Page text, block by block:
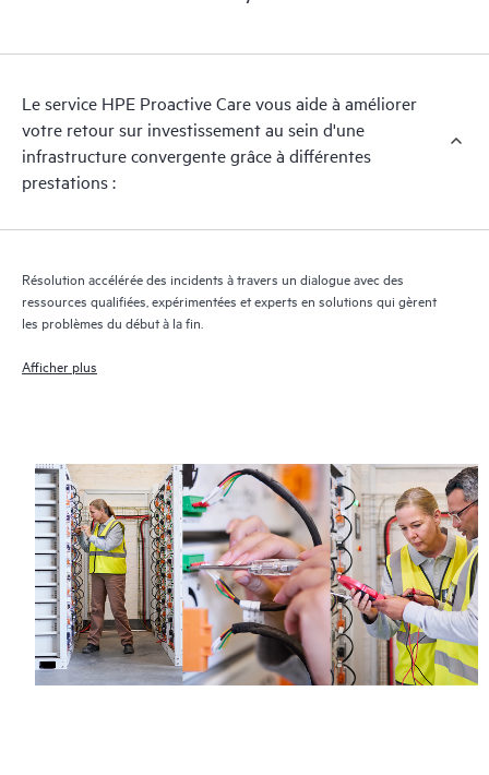
Le service HPE Proactive Care vous aide à améliorer
votre retour sur investissement au sein d'une
infrastructure convergente grâce à différentes
prestations :
Résolution accélérée des incidents à travers un dialogue avec des
ressources qualifiées, expérimentées et experts en solutions qui gèrent
les problèmes du début à la fin.
Afficher plus